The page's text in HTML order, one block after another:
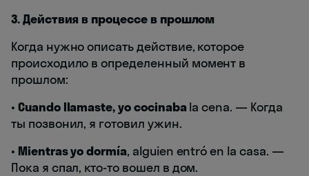
3. Действия в процессе в прошлом
Когда нужно описать действие, которое
происходило в определенный момент в
прошлом:
• Cuando llamaste, yo cocinaba la cena. — Когда
ты позвонил, я готовил ужин.
• Mientras yo dormía, alguien entró en la casa. —
Пока я спал, кто-то вошел в дом.